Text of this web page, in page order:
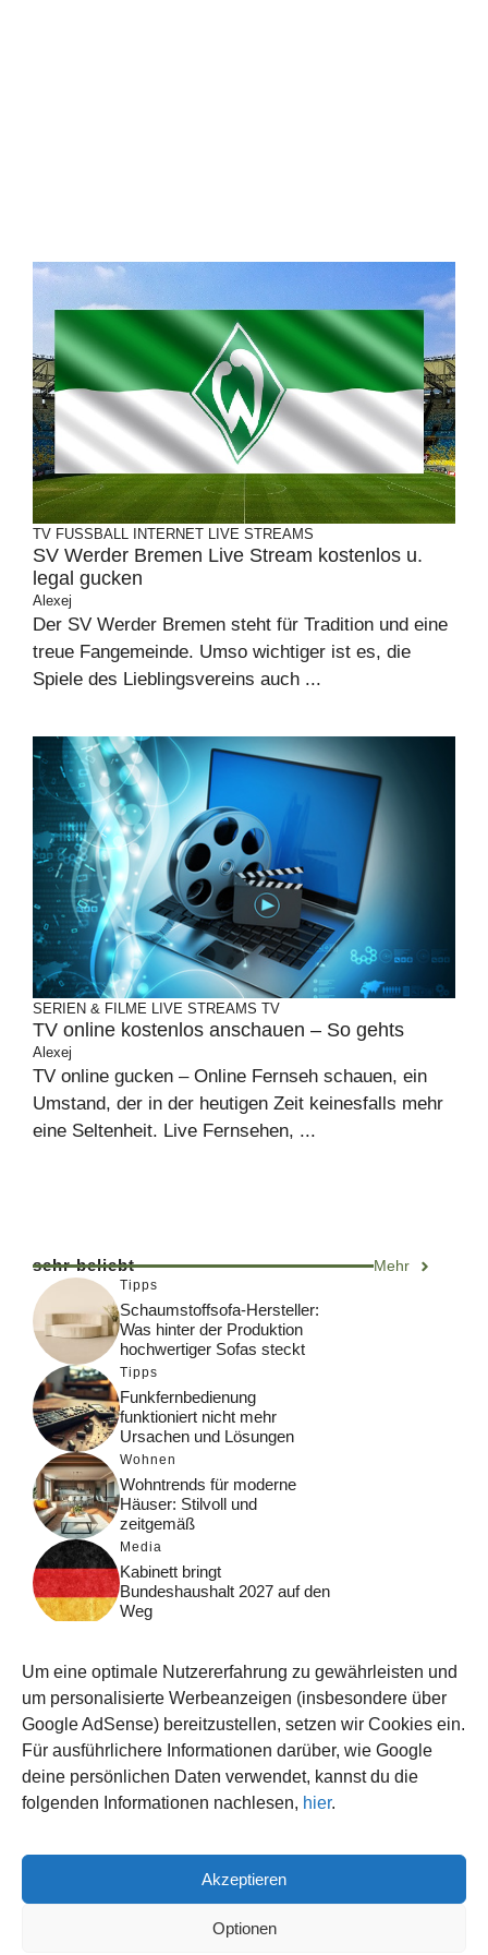
Um eine optimale Nutzererfahrung zu gewährleisten und
um personalisierte Werbeanzeigen (insbesondere über
Google AdSense) bereitzustellen, setzen wir Cookies ein.
Für ausführlichere Informationen darüber, wie Google
deine persönlichen Daten verwendet, kannst du die
folgenden Informationen nachlesen, hier.
Akzeptieren
Optionen
TV FUSSBALL INTERNET LIVE STREAMS
SV Werder Bremen Live Stream kostenlos u.
legal gucken
Alexej
Der SV Werder Bremen steht für Tradition und eine
treue Fangemeinde. Umso wichtiger ist es, die
Spiele des Lieblingsvereins auch ...
SERIEN & FILME LIVE STREAMS TV
TV online kostenlos anschauen – So gehts
Alexej
TV online gucken – Online Fernseh schauen, ein
Umstand, der in der heutigen Zeit keinesfalls mehr
eine Seltenheit. Live Fernsehen, ...
sehr beliebt Mehr
Tipps
Schaumstoffsofa-Hersteller:
Was hinter der Produktion
hochwertiger Sofas steckt
Tipps
Funkfernbedienung
funktioniert nicht mehr
Ursachen und Lösungen
Wohnen
Wohntrends für moderne
Häuser: Stilvoll und
zeitgemäß
Media
Kabinett bringt
Bundeshaushalt 2027 auf den
Weg
Funktionsweise, Prozesse
und Rankinglogik
Computer
Wieso habe ich im moment
kein Internet?
© 2026 WISSEN123.DE
IMPRESSUM
DATENSCHUTZ